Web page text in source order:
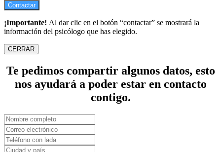
Contactar
¡Importante! Al dar clic en el botón “contactar” se mostrará la
información del psicólogo que has elegido.
CERRAR
Te pedimos compartir algunos datos, esto
nos ayudará a poder estar en contacto
contigo.